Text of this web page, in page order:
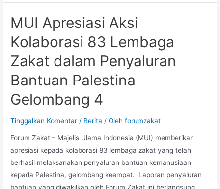
MUI Apresiasi Aksi
Kolaborasi 83 Lembaga
Zakat dalam Penyaluran
Bantuan Palestina
Gelombang 4
Tinggalkan Komentar / Berita / Olehforumzakat
Forum Zakat – Majelis Ulama Indonesia (MUI) memberikan
apresiasi kepada kolaborasi 83 lembaga zakat yang telah
berhasil melaksanakan penyaluran bantuan kemanusiaan
kepada Palestina, gelombang keempat. Laporan penyaluran
bantuan yang diwakilkan oleh Forum Zakat ini berlangsung